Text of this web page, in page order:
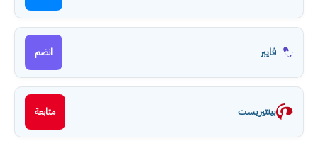
فايبر انضم
بينتيريست متابعة